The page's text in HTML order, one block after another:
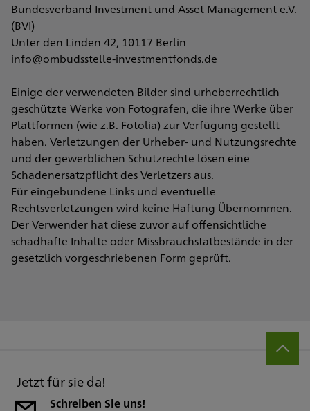
Bundesverband Investment und Asset Management e.V.
(BVI)
Unter den Linden 42, 10117 Berlin
info@ombudsstelle-investmentfonds.de
Einige der verwendeten Bilder sind urheberrechtlich
geschützte Werke von Fotografen, die ihre Werke über
Plattformen (wie z.B. Fotolia) zur Verfügung gestellt
haben. Verletzungen der Urheber- und Nutzungsrechte
und der gewerblichen Schutzrechte lösen eine
Schadenersatzpflicht des Verletzers aus.
Für eingebundene Links und eventuelle
Rechtsverletzungen wird keine Haftung Übernommen.
Der Verwender hat diese zuvor auf offensichtliche
schadhafte Inhalte oder Missbrauchstatbestände in der
gesetzlich vorgeschriebenen Form geprüft.
Jetzt für sie da!
Schreiben Sie uns!